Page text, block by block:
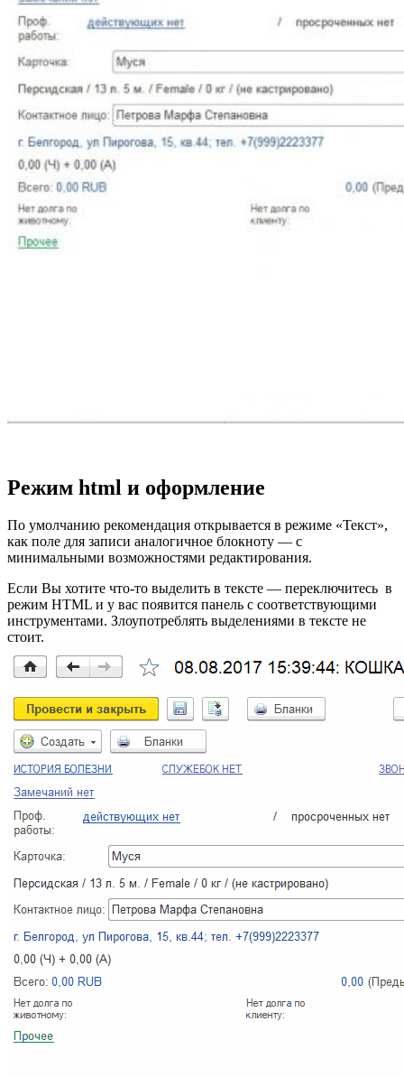
Режим html и оформление
По умолчанию рекомендация открывается в режиме «Текст»,
как поле для записи аналогичное блокноту — с
минимальными возможностями редактирования.
Если Вы хотите что-то выделить в тексте — переключитесь в
режим HTML и у вас появится панель с соответствующими
инструментами. Злоупотреблять выделениями в тексте не
стоит.